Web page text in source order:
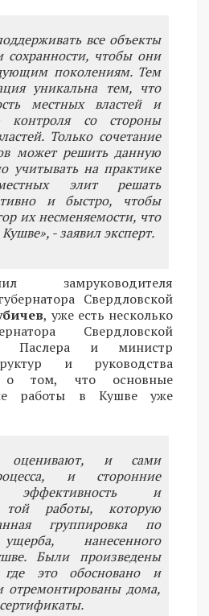
все объекты
сохранности, чтобы они
поколениям. Тем
уникальна тем, что
местных властей и
со стороны
Только сочетание
может решить данную
учитывать на практике
элит решать
и быстро, чтобы
их несменяемости, что
- заявил эксперт.
замруководителя
Свердловской
, уже есть несколько
Свердловской
Паслера и министр
и руководства
о том, что основные
работы в Кушве уже
оценивают, и сами
и сторонние
эффективность и
той работы, которую
группировка по
нанесенного
Были произведены
это обосновано и
отремонтированы дома,